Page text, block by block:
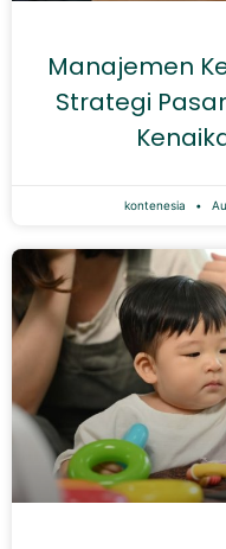
Manajemen
Strategi
kontenesia